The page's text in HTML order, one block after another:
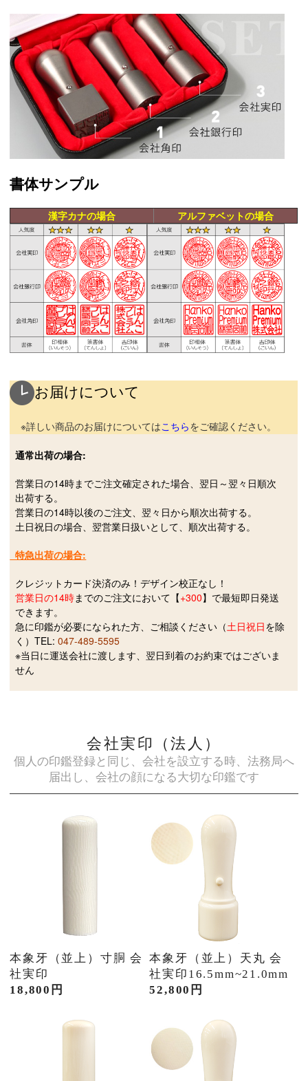
書体サンプル
漢字カナの場合 アルファベットの場合
お届けについて
※詳しい商品のお届けについてはこちらをご確認ください。
通常出荷の場合:
営業日の14時までご注文確定された場合、翌日～翌々日順次
出荷する。
営業日の14時以後のご注文、翌々日から順次出荷する。
土日祝日の場合、翌営業日扱いとして、順次出荷する。
特急出荷の場合:
クレジットカード決済のみ！デザイン校正なし！
営業日の14時までのご注文において【+300】で最短即日発送
できます。
急に印鑑が必要になられた方、ご相談ください（土日祝日を除
く）TEL: 047-489-5595
※当日に運送会社に渡します、翌日到着のお約束ではございま
せん
会社実印（法人）
個人の印鑑登録と同じ、会社を設立する時、法務局へ
届出し、会社の顔になる大切な印鑑です
本象牙（並上）寸胴 会
社実印
18,800円
本象牙（並上）天丸 会
社実印16.5mm~21.0mm
52,800円